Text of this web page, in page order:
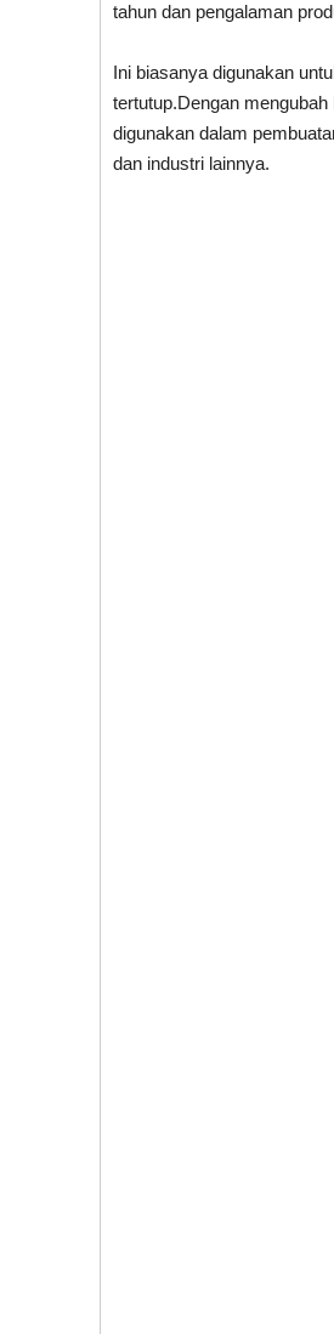
tahun dan pengalaman
Ini biasanya digunakan
tertutup.Dengan
digunakan dalam
dan industri lainnya.